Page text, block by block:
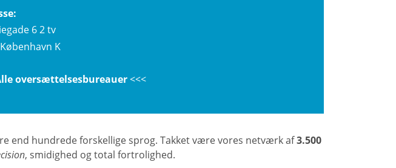
6 2 tv
K
oversættelsesbureauer<<<
end hundrede forskellige sprog. Takket være vores netværk af3.500
, smidighed og total fortrolighed.